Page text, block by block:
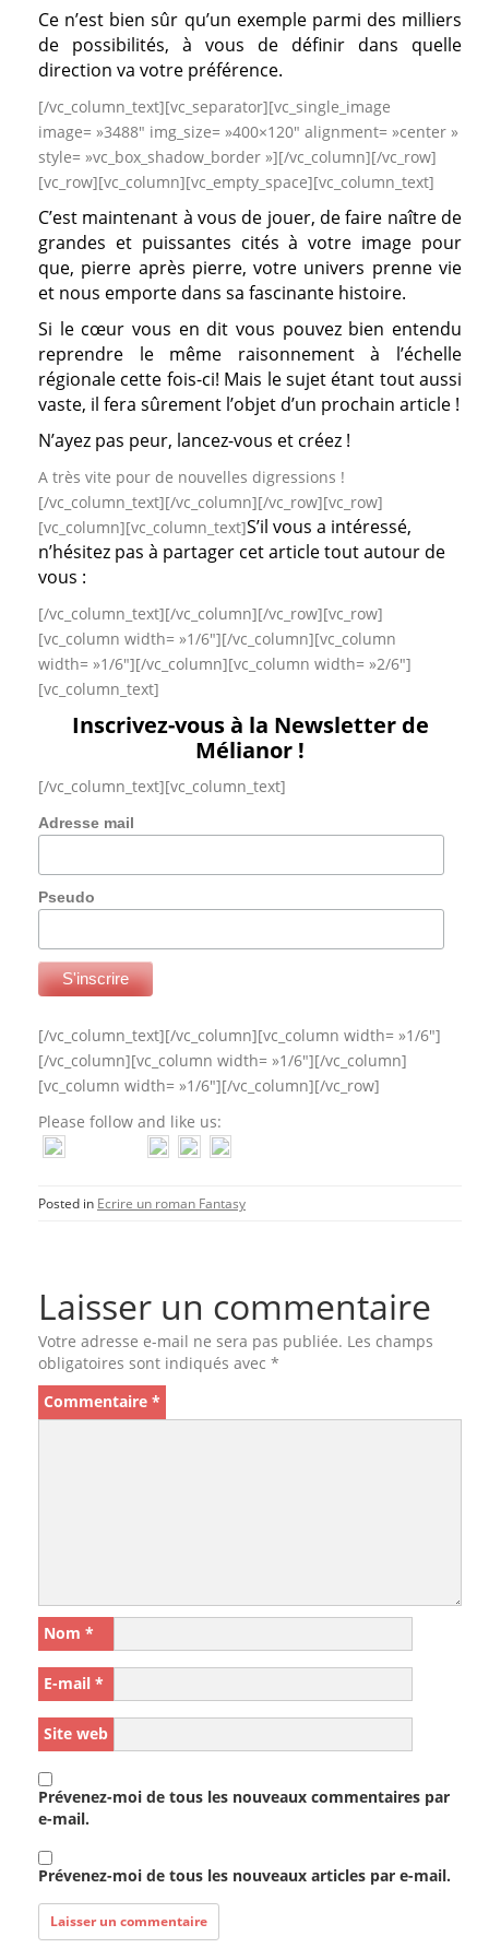
Ce n’est bien sûr qu’un exemple parmi des milliers
de possibilités, à vous de définir dans quelle
direction va votre préférence.
[/vc_column_text][vc_separator][vc_single_image
image= »3488″ img_size= »400×120″ alignment= »center »
style= »vc_box_shadow_border »][/vc_column][/vc_row]
[vc_row][vc_column][vc_empty_space][vc_column_text]
C’est maintenant à vous de jouer, de faire naître de
grandes et puissantes cités à votre image pour
que, pierre après pierre, votre univers prenne vie
et nous emporte dans sa fascinante histoire.
Si le cœur vous en dit vous pouvez bien entendu
reprendre le même raisonnement à l’échelle
régionale cette fois-ci! Mais le sujet étant tout aussi
vaste, il fera sûrement l’objet d’un prochain article !
N’ayez pas peur, lancez-vous et créez !
A très vite pour de nouvelles digressions !
[/vc_column_text][/vc_column][/vc_row][vc_row]
[vc_column][vc_column_text]S’il vous a intéressé,
n’hésitez pas à partager cet article tout autour de
vous :
[/vc_column_text][/vc_column][/vc_row][vc_row]
[vc_column width= »1/6″][/vc_column][vc_column
width= »1/6″][/vc_column][vc_column width= »2/6″]
[vc_column_text]
Inscrivez-vous à la Newsletter de
Mélianor !
[/vc_column_text][vc_column_text]
Adresse mail
Pseudo
[/vc_column_text][/vc_column][vc_column width= »1/6″]
[/vc_column][vc_column width= »1/6″][/vc_column]
[vc_column width= »1/6″][/vc_column][/vc_row]
Please follow and like us:
Posted in Ecrire un roman Fantasy
Laisser un commentaire
Votre adresse e-mail ne sera pas publiée. Les champs
obligatoires sont indiqués avec *
Commentaire *
Nom *
E-mail *
Site web
Prévenez-moi de tous les nouveaux commentaires par
e-mail.
Prévenez-moi de tous les nouveaux articles par e-mail.